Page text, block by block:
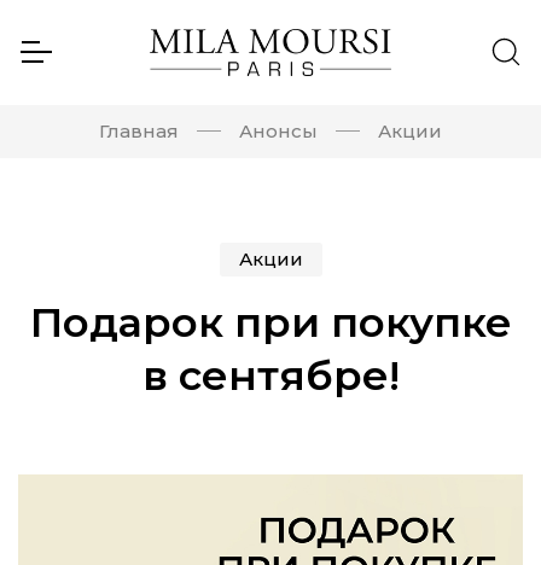
Главная Анонсы Акции
Акции
Подарок при покупке
в сентябре!